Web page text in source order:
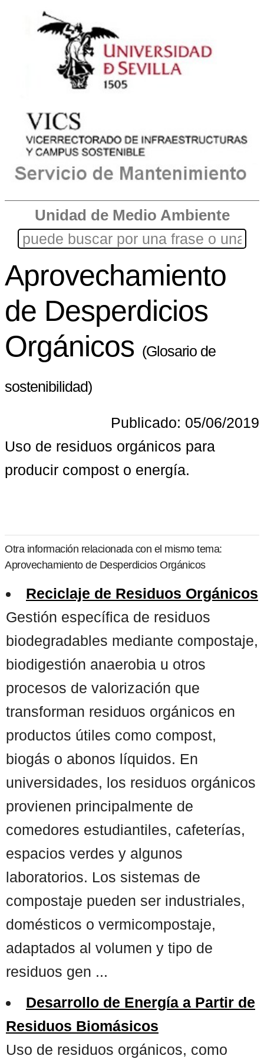
Unidad de Medio Ambiente
Aprovechamiento
de Desperdicios
Orgánicos (Glosario de
sostenibilidad)
Publicado: 05/06/2019
Uso de residuos orgánicos para
producir compost o energía.
Otra información relacionada con el mismo tema:
Aprovechamiento de Desperdicios Orgánicos
Reciclaje de Residuos Orgánicos
Gestión específica de residuos
biodegradables mediante compostaje,
biodigestión anaerobia u otros
procesos de valorización que
transforman residuos orgánicos en
productos útiles como compost,
biogás o abonos líquidos. En
universidades, los residuos orgánicos
provienen principalmente de
comedores estudiantiles, cafeterías,
espacios verdes y algunos
laboratorios. Los sistemas de
compostaje pueden ser industriales,
domésticos o vermicompostaje,
adaptados al volumen y tipo de
residuos gen ...
Desarrollo de Energía a Partir de
Residuos Biomásicos
Uso de residuos orgánicos, como